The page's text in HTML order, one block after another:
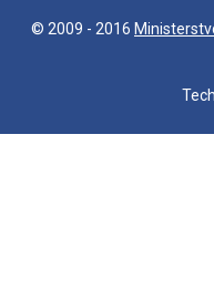
© 2009 - 2016